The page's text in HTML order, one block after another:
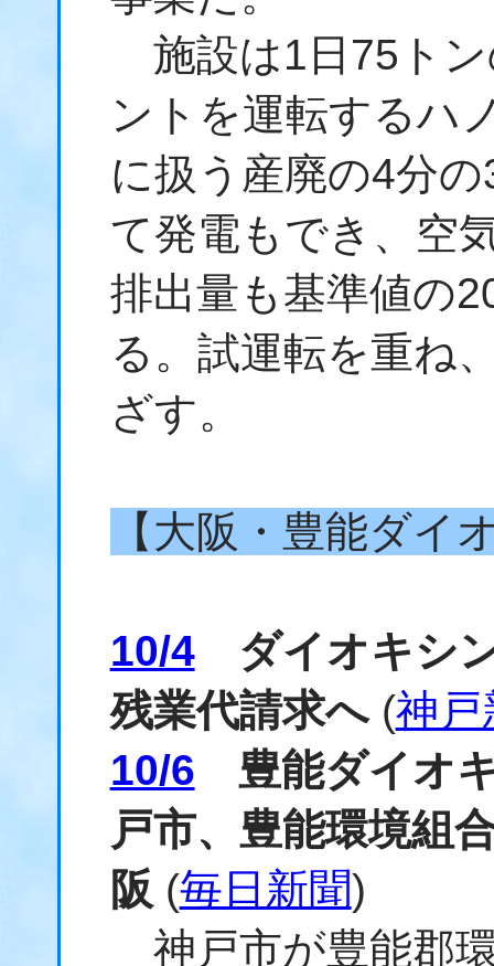
施設は1日75トン
ントを運転するハ
に扱う産廃の4分
て発電もでき、空
排出量も基準値の
る。試運転を重ね
ざす。
【大阪・豊能ダイ
10/4ダイオキシ
残業代請求へ(神戸
10/6 豊能ダイオ
戸市、豊能環境組
阪 (毎日新聞)
神戸市が豊能郡